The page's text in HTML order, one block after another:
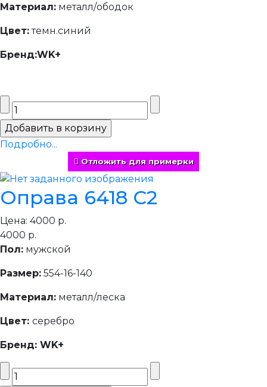
Материал: металл/ободок
Цвет:темн.синий
Бренд:WK+
Подробно...
Отложить для примерки
Оправа 6418 C2
Цена: 4000 р.
4000 р.
Пол: мужской
Размер: 554-16-140
Материал: металл/леска
Цвет: серебро
Бренд: WK+